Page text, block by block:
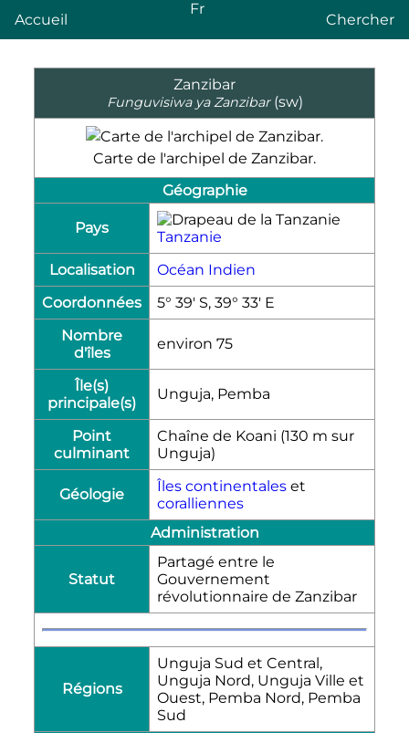
Accueil
Fr
Chercher
Zanzibar
Funguvisiwa ya Zanzibar (sw)
Carte de l'archipel de Zanzibar.
Géographie
Pays
Tanzanie
Localisation
Océan Indien
Coordonnées
5° 39′ S, 39° 33′ E
Nombre
d'îles
environ 75
Île(s)
principale(s)
Unguja, Pemba
Point
culminant
Chaîne de Koani (130 m sur
Unguja)
Géologie Îles continentales et
coralliennes
Administration
Statut
Partagé entre le
Gouvernement
révolutionnaire de Zanzibar
Régions
Unguja Sud et Central,
Unguja Nord, Unguja Ville et
Ouest, Pemba Nord, Pemba
Sud